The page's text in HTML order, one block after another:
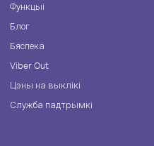
Функцыі
Блог
Бяспека
Viber Out
Цэны на выклікі
Служба падтрымкі